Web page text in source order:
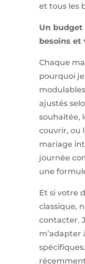
et tous les
Un budget
besoins et
Chaque
pourquoi
ajustés
souhaitée,
couvrir, ou
mariage
journée
une
Et si votre
classique,
contacter.
m’adapter